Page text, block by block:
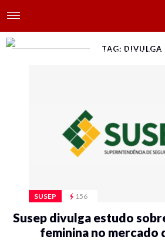
TAG: DIVULGA
SUSEP 156
Susep divulga estudo
feminina no mercado